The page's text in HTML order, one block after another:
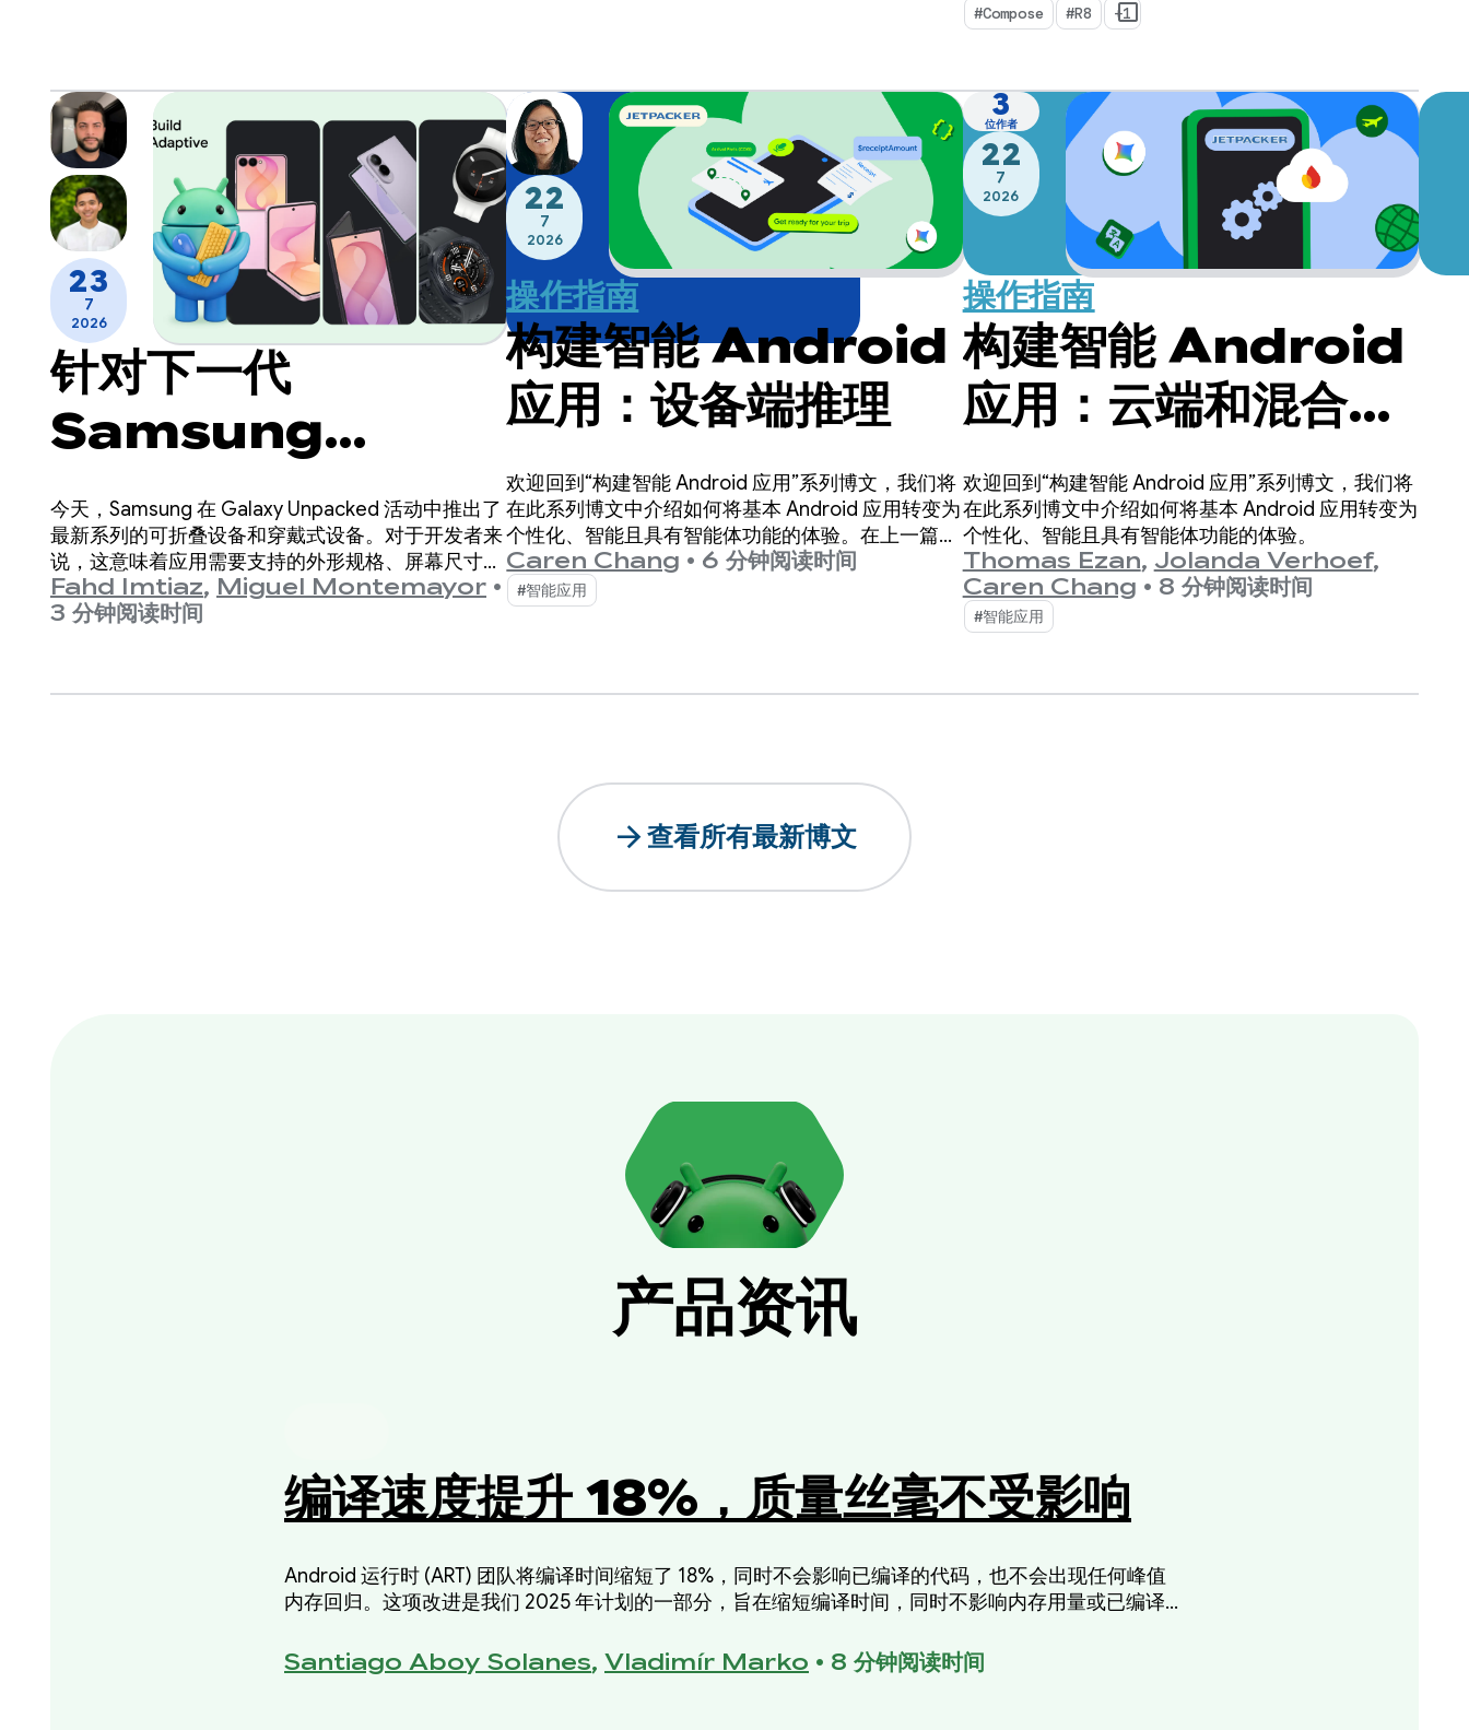
#Compose #R8 +1
23
7
2026
针对下一代
Samsung
Galaxy 设备优化
应用
今天，Samsung 在 Galaxy Unpacked 活动中推出了
最新系列的可折叠设备和穿戴式设备。对于开发者来
说，这意味着应用需要支持的外形规格、屏幕尺寸和
设备姿态种类再次扩大。
Fahd Imtiaz, Miguel Montemayor •
3 分钟阅读时间
22
7
2026
操作指南
构建智能 Android
应用：设备端推理
欢迎回到“构建智能 Android 应用”系列博文，我们将
在此系列博文中介绍如何将基本 Android 应用转变为
个性化、智能且具有智能体功能的体验。在上一篇博
文中，我们介绍了 Jetpacker，这是我们将在本系列
博文中使用的演示版应用。
Caren Chang • 6 分钟阅读时间
#智能应用
3
位作者
22
7
2026
操作指南
构建智能 Android
应用：云端和混合推
理
欢迎回到“构建智能 Android 应用”系列博文，我们将
在此系列博文中介绍如何将基本 Android 应用转变为
个性化、智能且具有智能体功能的体验。
Thomas Ezan, Jolanda Verhoef,
Caren Chang • 8 分钟阅读时间
#智能应用
arrow_forward查看所有最新博文
产品资讯
编译速度提升 18%，质量丝毫不受影响
Android 运行时 (ART) 团队将编译时间缩短了 18%，同时不会影响已编译的代码，也不会出现任何峰值
内存回归。这项改进是我们 2025 年计划的一部分，旨在缩短编译时间，同时不影响内存用量或已编译代
Santiago Aboy Solanes, Vladimír Marko • 8 分钟阅读时间